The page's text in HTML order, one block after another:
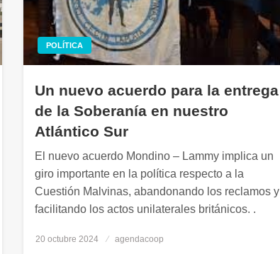
POLÍTICA
Un nuevo acuerdo para la entrega
de la Soberanía en nuestro
Atlántico Sur
El nuevo acuerdo Mondino – Lammy implica un
giro importante en la política respecto a la
Cuestión Malvinas, abandonando los reclamos y
facilitando los actos unilaterales británicos. .
Publicado
20 octubre 2024 agendacoop